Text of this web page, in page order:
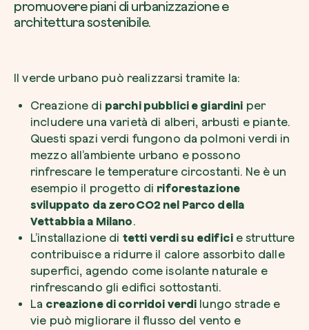
promuovere piani di urbanizzazione e
architettura sostenibile.
Il verde urbano può realizzarsi tramite la:
Creazione di parchi pubblici e giardini per
includere una varietà di alberi, arbusti e piante.
Questi spazi verdi fungono da polmoni verdi in
mezzo all’ambiente urbano e possono
rinfrescare le temperature circostanti. Ne è un
esempio il progetto di riforestazione
sviluppato da zeroCO2 nel Parco della
Vettabbia a Milano.
L’installazione di tetti verdi su edificie strutture
contribuisce a ridurre il calore assorbito dalle
superfici, agendo come isolante naturale e
rinfrescando gli edifici sottostanti.
La creazione di corridoi verdi lungo strade e
vie può migliorare il flusso del vento e